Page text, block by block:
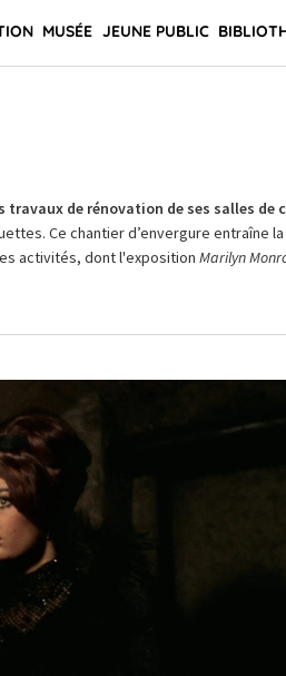
MUSÉE JEUNE PUBLIC
travaux de rénovation de ses salles de
Ce chantier d’envergure entraîne
activités, dont l'exposition Marilyn